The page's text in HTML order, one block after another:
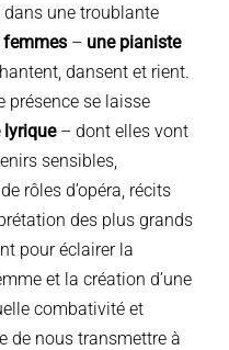
dans une troublante
femmes – une pianiste
dansent et rient.
présence se laisse
lyrique– dont elles vont
sensibles,
rôles d’opéra, récits
des plus grands
pour éclairer la
et la création d’une
combativité et
de nous transmettre à